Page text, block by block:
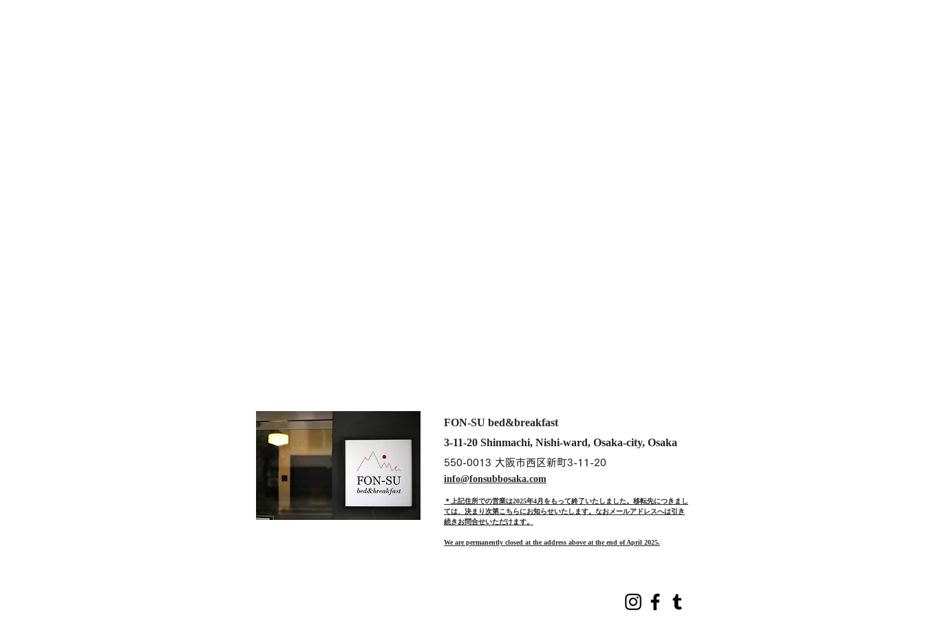
FON-SU bed&breakfast
3-11-20 Shinmachi, Nishi-ward, Osaka-city, Osaka
550-0013 大阪市西区新町3-11-20
info@fonsubbosaka.com
＊上記住所での営業は2025年4月をもって終了いたしました。移転先につきまし
ては、決まり次第こちらにお知らせいたします。なおメールアドレスへは引き
続きお問合せいただけます。
We are permanently closed at the address above at the end of April 2025.